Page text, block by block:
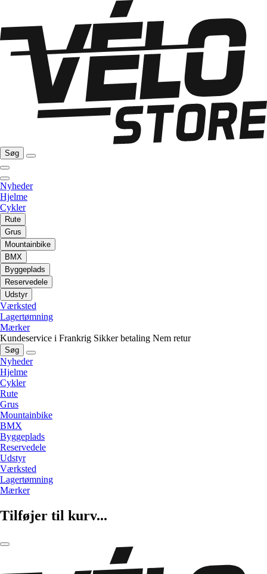
Søg
Nyheder
Hjelme
Cykler
Rute
Grus
Mountainbike
BMX
Byggeplads
Reservedele
Udstyr
Værksted
Lagertømning
Mærker
Kundeservice i Frankrig Sikker betaling Nem retur
Søg
Nyheder
Hjelme
Cykler
Rute
Grus
Mountainbike
BMX
Byggeplads
Reservedele
Udstyr
Værksted
Lagertømning
Mærker
Tilføjer til kurv...